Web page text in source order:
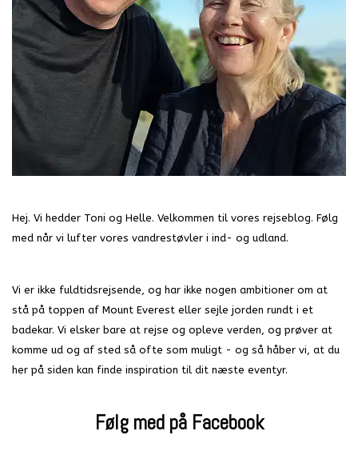
Hej. Vi hedder Toni og Helle. Velkommen til vores rejseblog. Følg
med når vi lufter vores vandrestøvler i ind- og udland.
Vi er ikke fuldtidsrejsende, og har ikke nogen ambitioner om at
stå på toppen af Mount Everest eller sejle jorden rundt i et
badekar. Vi elsker bare at rejse og opleve verden, og prøver at
komme ud og af sted så ofte som muligt - og så håber vi, at du
her på siden kan finde inspiration til dit næste eventyr.
Følg med på Facebook